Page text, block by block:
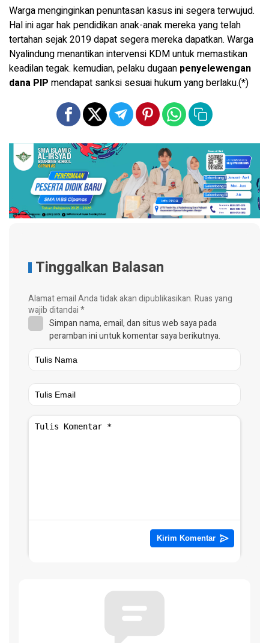
Warga menginginkan penuntasan kasus ini segera terwujud.
Hal ini agar hak pendidikan anak-anak mereka yang telah
tertahan sejak 2019 dapat segera mereka dapatkan. Warga
Nyalindung menantikan intervensi KDM untuk memastikan
keadilan tegak. kemudian, pelaku dugaan penyelewengan
dana PIP mendapat sanksi sesuai hukum yang berlaku.(*)
Tinggalkan Balasan
Alamat email Anda tidak akan dipublikasikan.Ruas yang
wajib ditandai*
Simpan nama, email, dan situs web saya pada
peramban ini untuk komentar saya berikutnya.